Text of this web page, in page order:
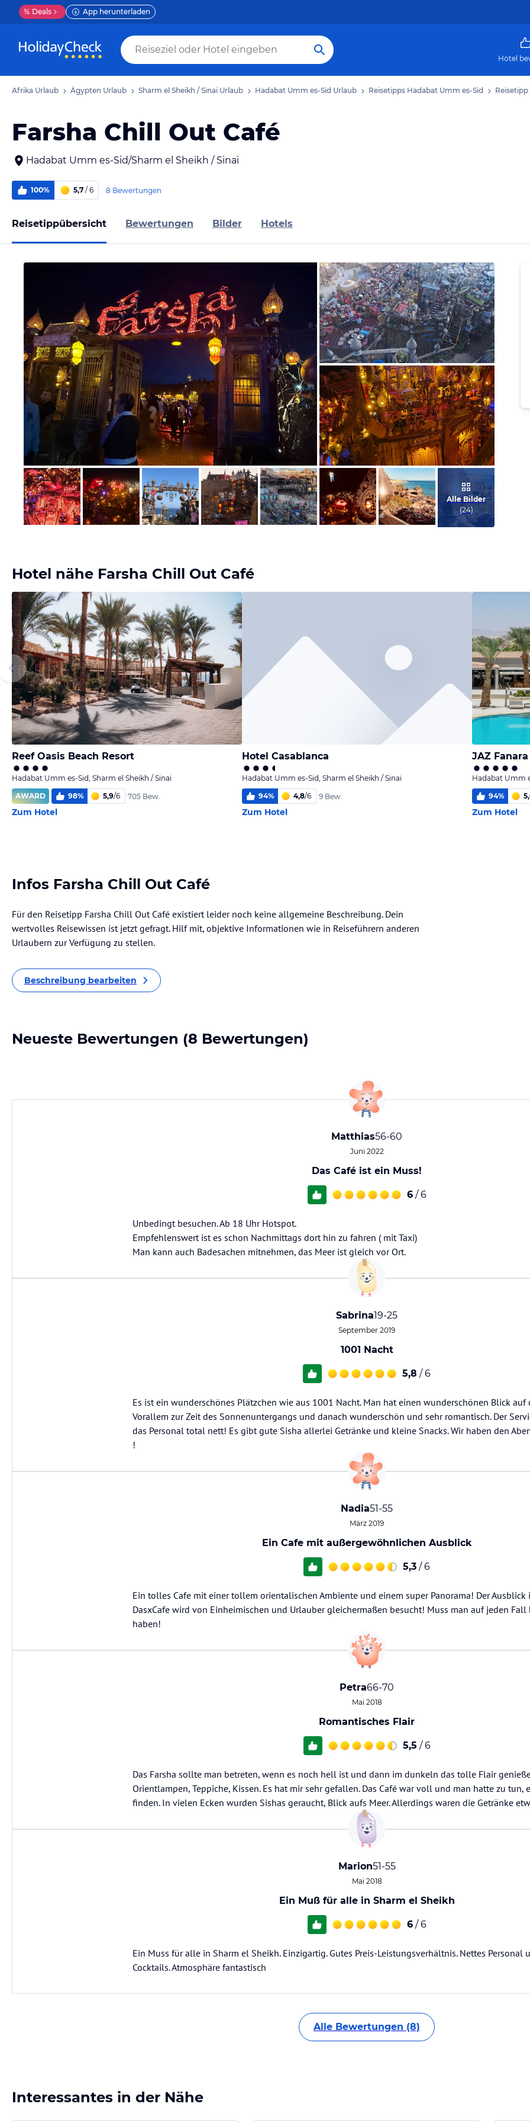
% Deals App herunterladen
Hotel
Afrika Urlaub Ägypten Urlaub Sharm el Sheikh / Sinai Urlaub Hadabat Umm es-Sid Urlaub Reisetipps Hadabat Umm es-Sid Reisetipp
Farsha Chill Out Café
Hadabat Umm es-Sid/Sharm el Sheikh / Sinai
100% 5,7 / 6 8 Bewertungen
Reisetippübersicht Bewertungen Bilder Hotels
Bild melden
von Patricia
Bild melden
von Nicci
Bild melden
von Anja & Maik
Alle Bilder
(24)
Hotel nähe Farsha Chill Out Café
Reef Oasis Beach Resort
Hadabat Umm es-Sid, Sharm el Sheikh / Sinai
AWARD
98% 5,9/6 705 Bew.
Zum Hotel
Hotel Casablanca
Hadabat Umm es-Sid, Sharm el Sheikh / Sinai
94% 4,8/6 9 Bew.
Zum Hotel
JAZ
Hadabat Umm
94%
Zum Hotel
Infos Farsha Chill Out Café
Für den Reisetipp Farsha Chill Out Café existiert leider noch keine allgemeine Beschreibung. Dein
wertvolles Reisewissen ist jetzt gefragt. Hilf mit, objektive Informationen wie in Reiseführern anderen
Urlaubern zur Verfügung zu stellen.
Beschreibung bearbeiten
Neueste Bewertungen (8 Bewertungen)
Matthias56-60
Juni 2022
Das Café ist ein Muss!
6 / 6
Unbedingt besuchen. Ab 18 Uhr Hotspot.
Empfehlenswert ist es schon Nachmittags dort hin zu fahren ( mit Taxi)
Man kann auch Badesachen mitnehmen, das Meer ist gleich vor Ort.
Sabrina19-25
September 2019
1001 Nacht
5,8 / 6
Es ist ein wunderschönes Plätzchen wie aus 1001 Nacht. Man hat einen wunderschönen Blick auf
Vorallem zur Zeit des Sonnenuntergangs und danach wunderschön und sehr romantisch. Der
das Personal total nett! Es gibt gute Sisha allerlei Getränke und kleine Snacks. Wir haben den
!
Nadia51-55
März 2019
Ein Cafe mit außergewöhnlichen Ausblick
5,3 / 6
Ein tolles Cafe mit einer tollem orientalischen Ambiente und einem super Panorama! Der Ausblick
DasxCafe wird von Einheimischen und Urlauber gleichermaßen besucht! Muss man auf jeden Fall
haben!
Petra66-70
Mai 2018
Romantisches Flair
5,5 / 6
Das Farsha sollte man betreten, wenn es noch hell ist und dann im dunkeln das tolle Flair
Orientlampen, Teppiche, Kissen. Es hat mir sehr gefallen. Das Café war voll und man hatte zu tun,
finden. In vielen Ecken wurden Sishas geraucht, Blick aufs Meer. Allerdings waren die Getränke
Marion51-55
Mai 2018
Ein Muß für alle in Sharm el Sheikh
6 / 6
Ein Muss für alle in Sharm el Sheikh. Einzigartig. Gutes Preis-Leistungsverhältnis. Nettes Personal
Cocktails. Atmosphäre fantastisch
Alle Bewertungen (8)
Interessantes in der Nähe